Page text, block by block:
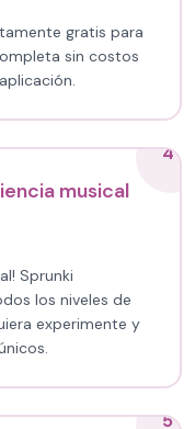
gratis para
sin costos
4
musical
Sprunki
los niveles de
experimente y
5